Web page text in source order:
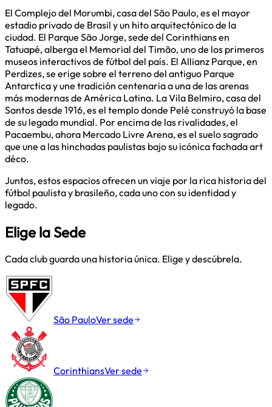
El Complejo del Morumbi, casa del São Paulo, es el mayor
estadio privado de Brasil y un hito arquitectónico de la
ciudad. El Parque São Jorge, sede del Corinthians en
Tatuapé, alberga el Memorial del Timão, uno de los primeros
museos interactivos de fútbol del país. El Allianz Parque, en
Perdizes, se erige sobre el terreno del antiguo Parque
Antarctica y une tradición centenaria a una de las arenas
más modernas de América Latina. La Vila Belmiro, casa del
Santos desde 1916, es el templo donde Pelé construyó la base
de su legado mundial. Por encima de las rivalidades, el
Pacaembu, ahora Mercado Livre Arena, es el suelo sagrado
que une a las hinchadas paulistas bajo su icónica fachada art
déco.
Juntos, estos espacios ofrecen un viaje por la rica historia del
fútbol paulista y brasileño, cada uno con su identidad y
legado.
Elige la Sede
Cada club guarda una historia única. Elige y descúbrela.
São PauloVer sede
CorinthiansVer sede